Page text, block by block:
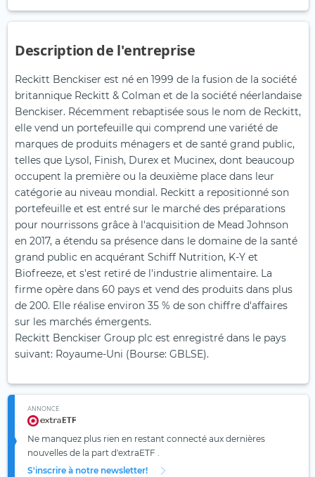
Description de l'entreprise
Reckitt Benckiser est né en 1999 de la fusion de la société
britannique Reckitt & Colman et de la société néerlandaise
Benckiser. Récemment rebaptisée sous le nom de Reckitt,
elle vend un portefeuille qui comprend une variété de
marques de produits ménagers et de santé grand public,
telles que Lysol, Finish, Durex et Mucinex, dont beaucoup
occupent la première ou la deuxième place dans leur
catégorie au niveau mondial. Reckitt a repositionné son
portefeuille et est entré sur le marché des préparations
pour nourrissons grâce à l'acquisition de Mead Johnson
en 2017, a étendu sa présence dans le domaine de la santé
grand public en acquérant Schiff Nutrition, K-Y et
Biofreeze, et s'est retiré de l'industrie alimentaire. La
firme opère dans 60 pays et vend des produits dans plus
de 200. Elle réalise environ 35 % de son chiffre d'affaires
sur les marchés émergents.
Reckitt Benckiser Group plc est enregistré dans le pays
suivant: Royaume-Uni (Bourse: GBLSE).
ANNONCE
Ne manquez plus rien en restant connecté aux dernières
nouvelles de la part d'extraETF .
S'inscrire à notre newsletter!